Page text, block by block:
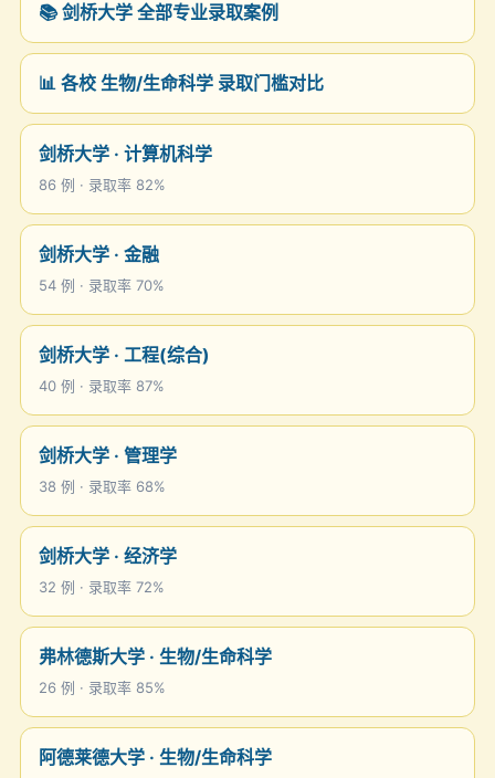
📚 剑桥大学 全部专业录取案例
📊 各校 生物/生命科学 录取门槛对比
剑桥大学 · 计算机科学
86 例 · 录取率 82%
剑桥大学 · 金融
54 例 · 录取率 70%
剑桥大学 · 工程(综合)
40 例 · 录取率 87%
剑桥大学 · 管理学
38 例 · 录取率 68%
剑桥大学 · 经济学
32 例 · 录取率 72%
弗林德斯大学 · 生物/生命科学
26 例 · 录取率 85%
阿德莱德大学 · 生物/生命科学